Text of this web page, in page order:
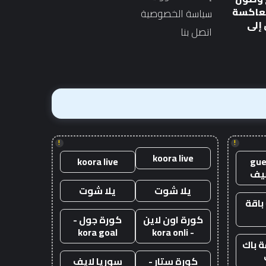
صفقة
بقيمة
10
المستعملة عبارة عن صفقة
بقيمة 10 آلاف جنيه إسترليني
سياسة الخصوصية
اتصل بنا
!
باك
!
koora live
koora live
يلا شوت
يلا شوت
كورة اون لاين
- kora onli
كورة جول -
kora goal
كورة ستار -
سوريا لايف